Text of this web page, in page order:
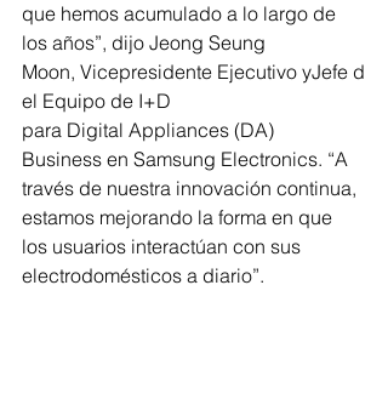
que hemos acumulado a lo largo de
los años”, dijo Jeong Seung
Moon, Vicepresidente Ejecutivo yJefe d
el Equipo de I+D
para Digital Appliances (DA)
Business en Samsung Electronics. “A
través de nuestra innovación continua,
estamos mejorando la forma en que
los usuarios interactúan con sus
electrodomésticos a diario”.